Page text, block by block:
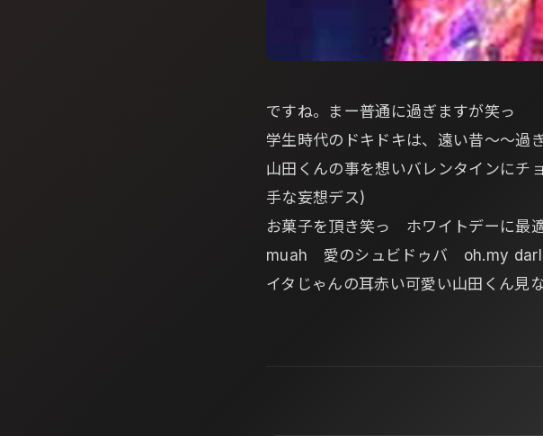
ですね。まー普通に過ぎますが笑っ
学生時代のドキドキは、遠い昔～～過
山田くんの事を想いバレンタインにチ
手な妄想デス)
お菓子を頂き笑っ ホワイトデーに最
muah 愛のシュビドゥバ oh.my
イタじゃんの耳赤い可愛い山田くん